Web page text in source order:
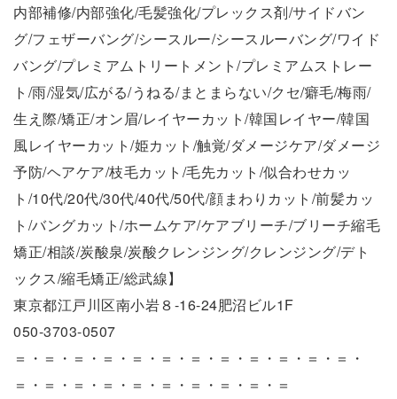
内部補修/内部強化/毛髪強化/プレックス剤/サイドバン
グ/フェザーバング/シースルー/シースルーバング/ワイド
バング/プレミアムトリートメント/プレミアムストレー
ト/雨/湿気/広がる/うねる/まとまらない/クセ/癖毛/梅雨/
生え際/矯正/オン眉/レイヤーカット/韓国レイヤー/韓国
風レイヤーカット/姫カット/触覚/ダメージケア/ダメージ
予防/ヘアケア/枝毛カット/毛先カット/似合わせカッ
ト/10代/20代/30代/40代/50代/顔まわりカット/前髪カッ
ト/バングカット/ホームケア/ケアブリーチ/ブリーチ縮毛
矯正/相談/炭酸泉/炭酸クレンジング/クレンジング/デト
ックス/縮毛矯正/総武線】
東京都江戸川区南小岩８-16-24肥沼ビル1F
050-3703-0507
＝・＝・＝・＝・＝・＝・＝・＝・＝・＝・＝・＝・
＝・＝・＝・＝・＝・＝・＝・＝・＝・＝